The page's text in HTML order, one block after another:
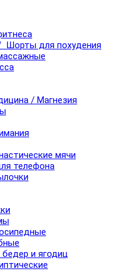
Шорты для похудения
/ Магнезия
мячи
телефона
и ягодиц